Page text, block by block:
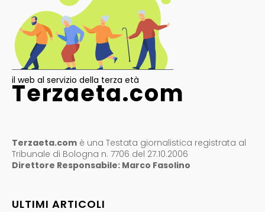
il web al servizio della terza età
Terzaeta.com
Terzaeta.com è una Testata giornalistica registrata al
Tribunale di Bologna n. 7706 del 27.10.2006
Direttore Responsabile: Marco Fasolino
ULTIMI ARTICOLI